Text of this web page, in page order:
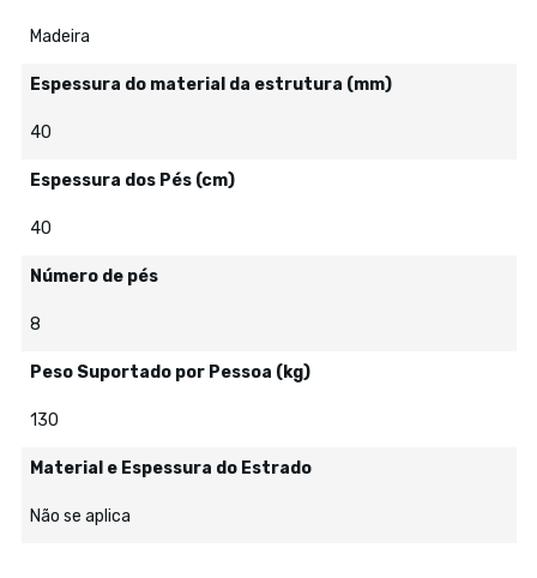
Madeira
Espessura do material da estrutura (mm)
40
Espessura dos Pés (cm)
40
Número de pés
8
Peso Suportado por Pessoa (kg)
130
Material e Espessura do Estrado
Não se aplica